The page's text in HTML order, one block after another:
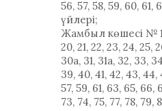
56, 57, 58, 59, 60, 61,
үйлері;
Жамбыл көшесі № 1,
20, 21, 22, 23, 24, 25,
30а, 31, 31а, 32, 33,
39, 40, 41, 42, 43, 44,
57, 59, 61, 63, 65, 66,
73, 74, 75, 77, 78, 79,